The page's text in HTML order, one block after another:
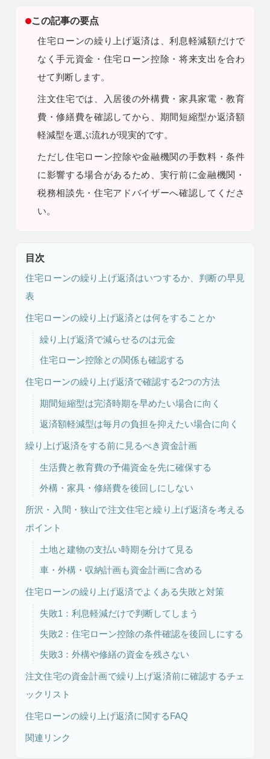
この記事の要点
住宅ローンの繰り上げ返済は、利息軽減額だけで
なく手元資金・住宅ローン控除・将来支出を合わ
せて判断します。
注文住宅では、入居後の外構費・家具家電・教育
費・修繕費を確認してから、期間短縮型か返済額
軽減型を選ぶ流れが現実的です。
ただし住宅ローン控除や金融機関の手数料・条件
に影響する場合があるため、実行前に金融機関・
税務相談先・住宅アドバイザーへ確認してくださ
い。
目次
住宅ローンの繰り上げ返済はいつするか、判断の早見
表
住宅ローンの繰り上げ返済とは何をすることか
繰り上げ返済で減らせるのは元金
住宅ローン控除との関係も確認する
住宅ローンの繰り上げ返済で確認する2つの方法
期間短縮型は完済時期を早めたい場合に向く
返済額軽減型は毎月の負担を抑えたい場合に向く
繰り上げ返済をする前に見るべき資金計画
生活費と教育費の予備資金を先に確保する
外構・家具・修繕費を後回しにしない
所沢・入間・狭山で注文住宅と繰り上げ返済を考える
ポイント
土地と建物の支払い時期を分けて見る
車・外構・収納計画も資金計画に含める
住宅ローンの繰り上げ返済でよくある失敗と対策
失敗1：利息軽減だけで判断してしまう
失敗2：住宅ローン控除の条件確認を後回しにする
失敗3：外構や修繕の資金を残さない
注文住宅の資金計画で繰り上げ返済前に確認するチェ
ックリスト
住宅ローンの繰り上げ返済に関するFAQ
関連リンク
注文住宅
0120-70-1212
リフォーム
0120-37-7611
アフターメンテナンス
営業時間 9時〜17時（定休／水曜日）
04-2950-7171
04-2968-5522
アフター メンテナンス 安心保証制度
ブログ・コラム スタッフ紹介
リノベーション